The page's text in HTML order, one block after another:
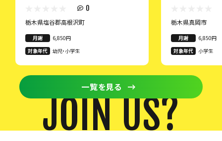
0
栃木県塩谷郡高根沢町
月謝
6,850円
対象年代
幼児・小学生
栃木県真岡市
月謝
6,850円
対象年代
小学生
一覧を見る
JOIN US?